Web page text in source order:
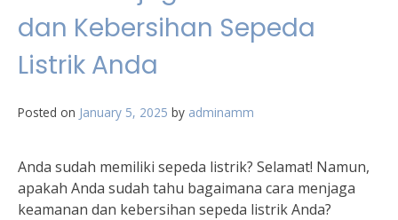
dan Kebersihan Sepeda
Listrik Anda
Posted on January 5, 2025 by adminamm
Anda sudah memiliki sepeda listrik? Selamat! Namun,
apakah Anda sudah tahu bagaimana cara menjaga
keamanan dan kebersihan sepeda listrik Anda?